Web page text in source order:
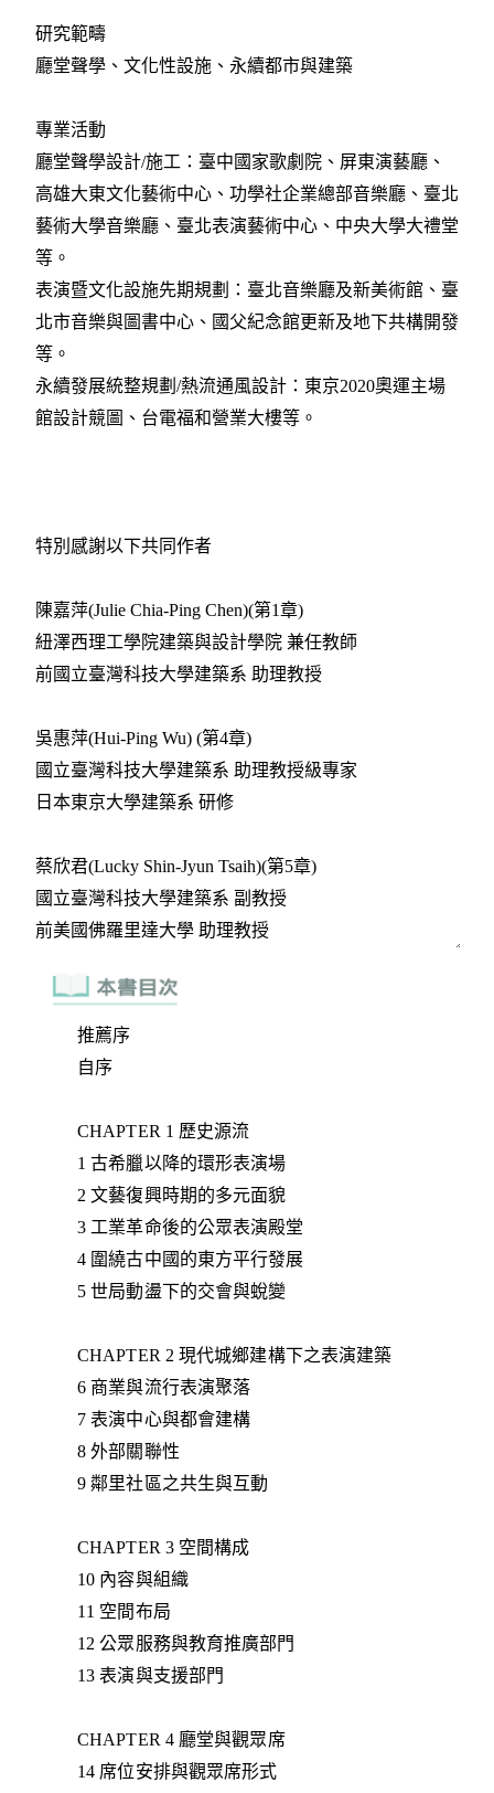
推薦序
自序
CHAPTER 1 歷史源流
1 古希臘以降的環形表演場
2 文藝復興時期的多元面貌
3 工業革命後的公眾表演殿堂
4 圍繞古中國的東方平行發展
5 世局動盪下的交會與蛻變
CHAPTER 2 現代城鄉建構下之表演建築
6 商業與流行表演聚落
7 表演中心與都會建構
8 外部關聯性
9 鄰里社區之共生與互動
CHAPTER 3 空間構成
10 內容與組織
11 空間布局
12 公眾服務與教育推廣部門
13 表演與支援部門
CHAPTER 4 廳堂與觀眾席
14 席位安排與觀眾席形式